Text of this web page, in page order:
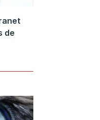
de